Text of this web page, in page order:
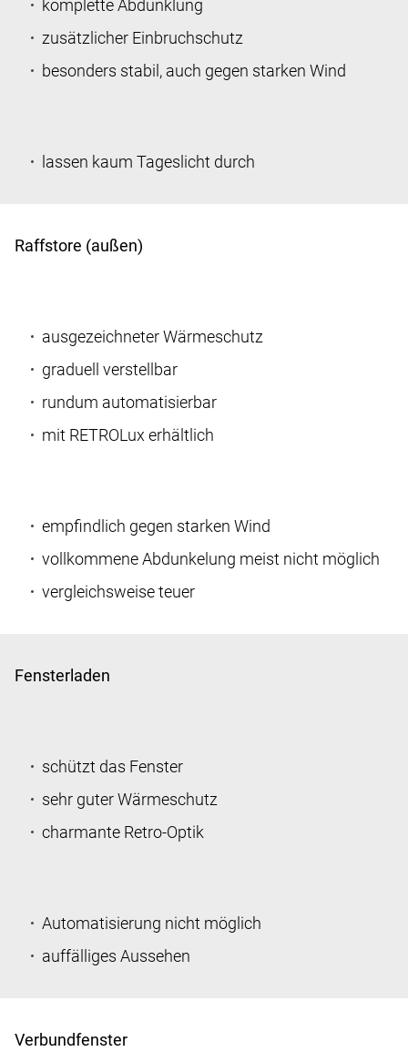
lassen kaum Tageslicht durch
komplette Abdunklung
zusätzlicher Einbruchschutz
besonders stabil, auch gegen starken Wind
Raffstore (außen)
empfindlich gegen starken Wind
vollkommene Abdunkelung meist nicht möglich
vergleichsweise teuer
ausgezeichneter Wärmeschutz
graduell verstellbar
rundum automatisierbar
mit RETROLux erhältlich
Fensterladen
Automatisierung nicht möglich
auffälliges Aussehen
schützt das Fenster
sehr guter Wärmeschutz
charmante Retro-Optik
Verbundfenster